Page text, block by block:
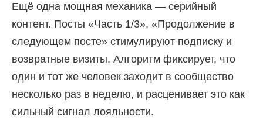
Ещё одна мощная механика — серийный
контент. Посты «Часть 1/3», «Продолжение в
следующем посте» стимулируют подписку и
возвратные визиты. Алгоритм фиксирует, что
один и тот же человек заходит в сообщество
несколько раз в неделю, и расценивает это как
сильный сигнал лояльности.